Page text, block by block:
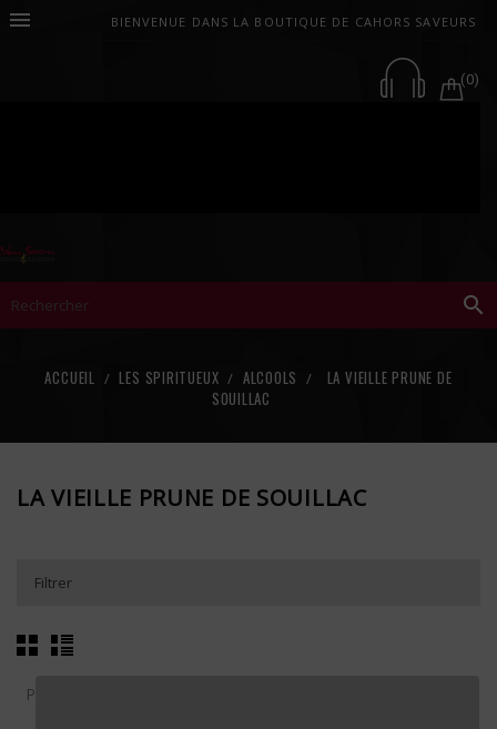
 BIENVENUE DANS LA BOUTIQUE DE CAHORS SAVEURS
(0)

ACCUEIL LES SPIRITUEUX ALCOOLS
LA VIEILLE PRUNE DE
SOUILLAC
LA VIEILLE PRUNE DE SOUILLAC
Filtrer
Pertinence